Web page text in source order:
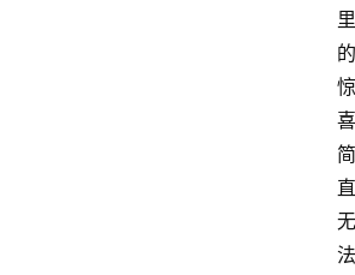
里
的
惊
喜
简
直
无
法